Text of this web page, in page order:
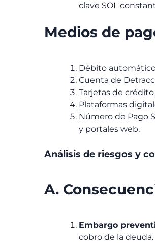
clave SOL
Medios de
Débito
Cuenta de
Tarjetas de
Plataformas
Número de Pago
y portales web.
Análisis de riesgos y
A.
Embargo
cobro de la deuda.